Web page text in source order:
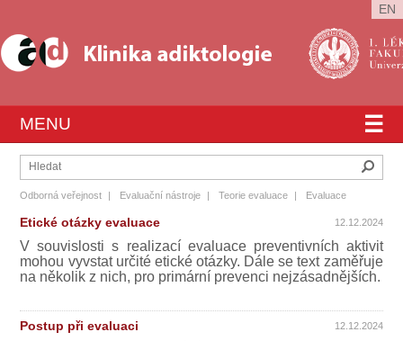
EN
☰
MENU
Odborná veřejnost | Evaluační nástroje | Teorie evaluace | Evaluace
12.12.2024
Etické otázky evaluace
V souvislosti s realizací evaluace preventivních aktivit
mohou vyvstat určité etické otázky. Dále se text zaměřuje
na několik z nich, pro primární prevenci nejzásadnějších.
12.12.2024
Postup při evaluaci